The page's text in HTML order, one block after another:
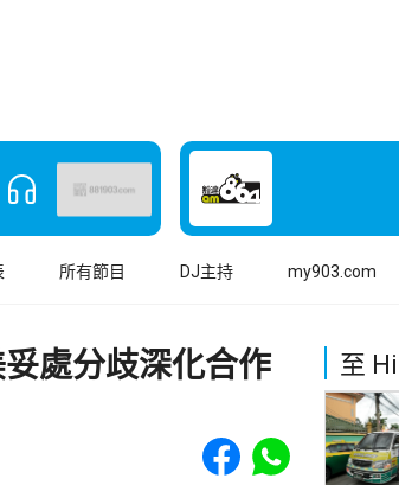
所有節目 DJ主持 my903.com
處分歧深化合作
Share to Facebook
Share to WhatsApp
至